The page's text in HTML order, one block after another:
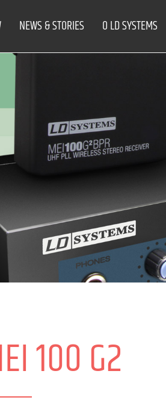
NEWS & STORIES O LD SYSTEMS
100 G2